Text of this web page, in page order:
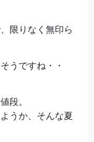
限りなく無印ら
うですね・・
段。
うか、そんな夏